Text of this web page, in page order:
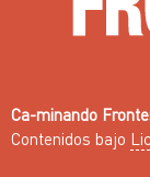
Ca-minando
Contenidos bajo